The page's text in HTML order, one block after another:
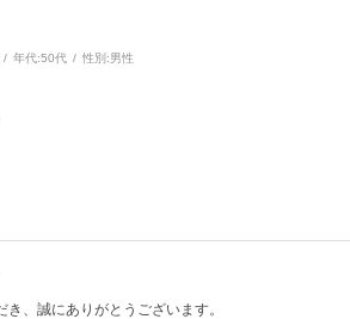
年代:50代 性別:男性
、誠にありがとうございます。